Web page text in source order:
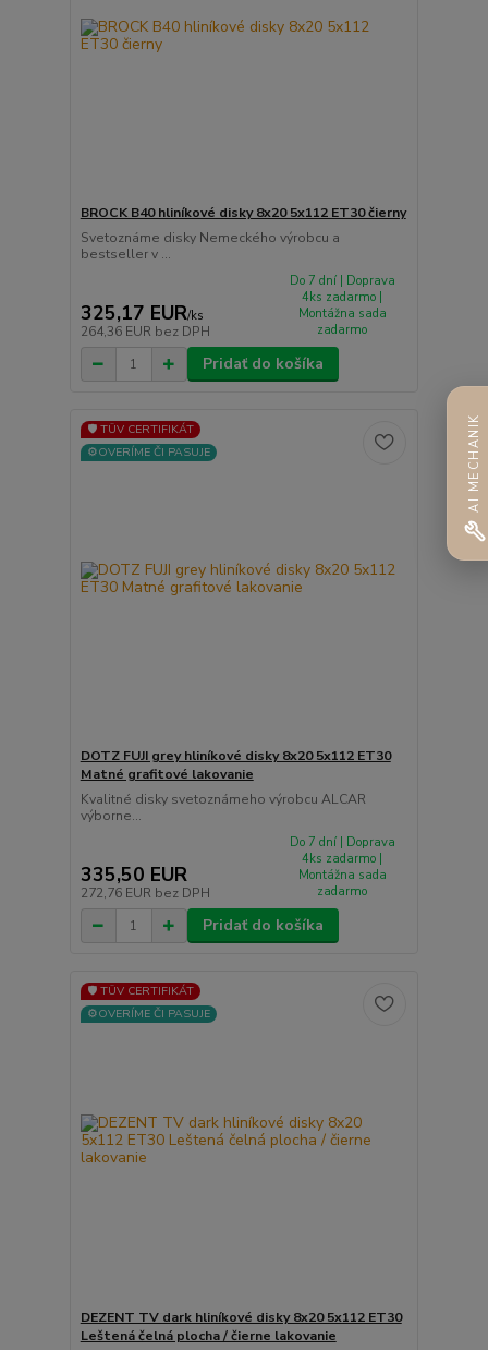
BROCK B40 hliníkové disky 8x20 5x112 ET30 čierny
Svetoznáme disky Nemeckého výrobcu a
bestseller v ...
325,17 EUR/ks
264,36 EUR bez DPH
Do 7 dní | Doprava
4ks zadarmo |
Montážna sada
zadarmo
Pridať do košíka
🛡️ TÜV CERTIFIKÁT
⚙️OVERÍME ČI PASUJE
DOTZ FUJI grey hliníkové disky 8x20 5x112 ET30
Matné grafitové lakovanie
Kvalitné disky svetoznámeho výrobcu ALCAR
výborne...
335,50 EUR
272,76 EUR bez DPH
Do 7 dní | Doprava
4ks zadarmo |
Montážna sada
zadarmo
Pridať do košíka
🛡️ TÜV CERTIFIKÁT
⚙️OVERÍME ČI PASUJE
DEZENT TV dark hliníkové disky 8x20 5x112 ET30
Leštená čelná plocha / čierne lakovanie
AI MECHANIK